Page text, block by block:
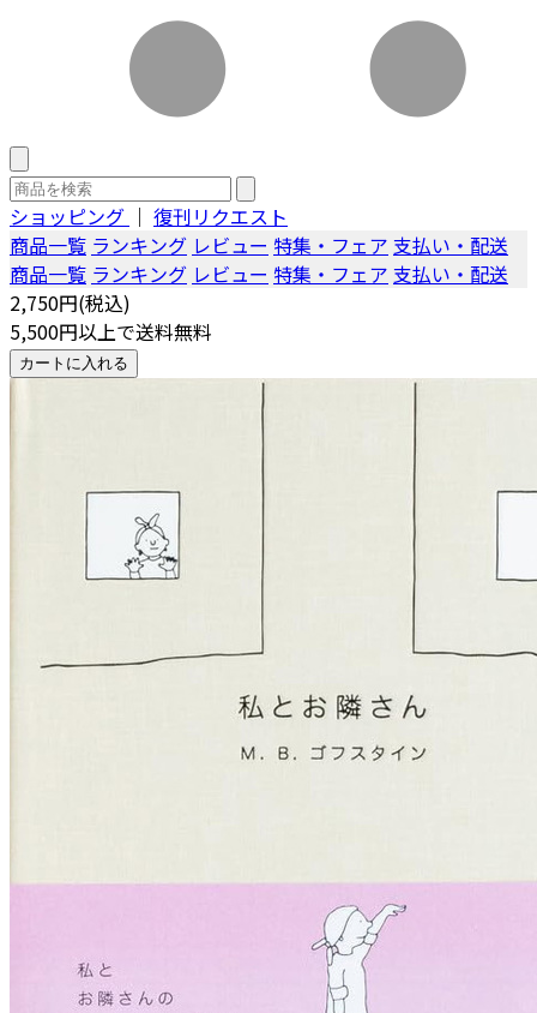
ショッピング ｜ 復刊リクエスト
商品一覧 ランキング レビュー 特集・フェア 支払い・配送
商品一覧 ランキング レビュー 特集・フェア 支払い・配送
2,750円(税込)
5,500円以上で送料無料
カートに入れる